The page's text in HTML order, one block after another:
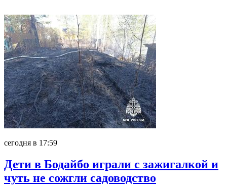
сегодня в 17:59
Дети в Бодайбо играли с зажигалкой и
чуть не сожгли садоводство